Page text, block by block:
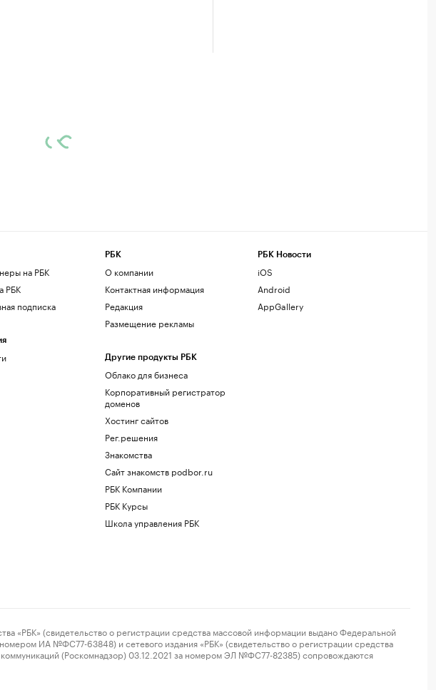
на РБК
РБК
подписка
РБК
О компании
Контактная информация
Редакция
Размещение рекламы
Другие продукты РБК
Облако для бизнеса
Корпоративный регистратор
доменов
Хостинг сайтов
Рег.решения
Знакомства
Сайт знакомств podbor.ru
РБК Компании
РБК Курсы
Школа управления РБК
РБК Новости
iOS
Android
AppGallery
(свидетельство о регистрации средства массовой информации выдано Федеральной
ИА №ФС77-63848) и сетевого издания «РБК» (свидетельство о регистрации средства
(Роскомнадзор) 03.12.2021 за номером ЭЛ №ФС77-82385) сопровождаются